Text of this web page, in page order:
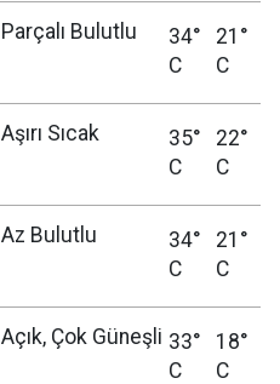
Parçalı Bulutlu
34°
C
21°
C
Aşırı Sıcak
35°
C
22°
C
Az Bulutlu
34°
C
21°
C
Açık, Çok Güneşli 33°
C
18°
C